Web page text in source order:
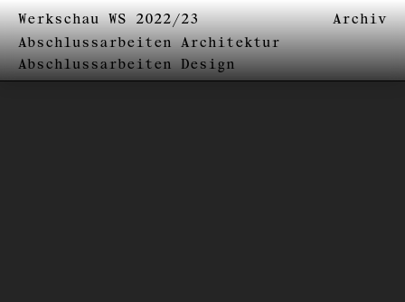
Werkschau WS 2022/23
Abschlussarbeiten Architektur
Abschlussarbeiten Design
Archiv